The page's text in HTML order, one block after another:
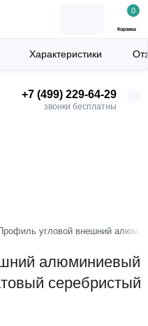
+7 (499) 229-64-29
звонки бесплатны
0
Корзина
угловой внешний
алюминиевый
серебристый
Характеристики